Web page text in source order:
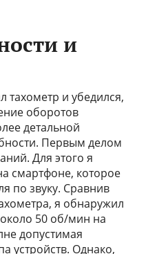
и
тахометр и убедился,
оборотов
детальной
Первым делом
Для этого я
смартфоне, которое
по звуку. Сравнив
я обнаружил
50 об/мин на
допустимая
устройств. Однако,